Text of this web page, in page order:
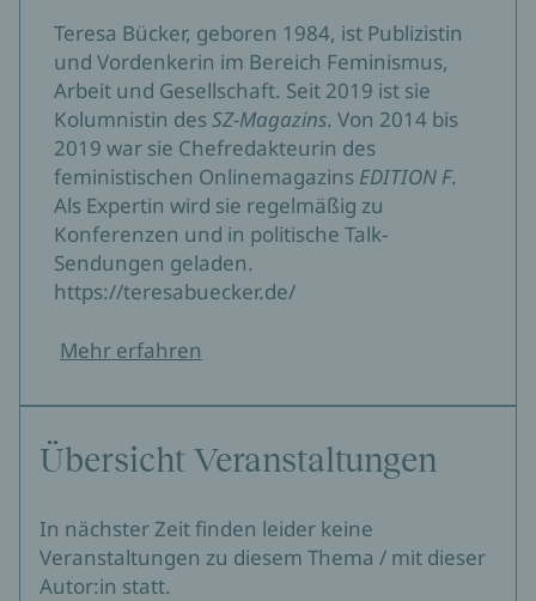
Teresa Bücker, geboren 1984, ist Publizistin
und Vordenkerin im Bereich Feminismus,
Arbeit und Gesellschaft. Seit 2019 ist sie
Kolumnistin desSZ-Magazins. Von 2014 bis
2019 war sie Chefredakteurin des
feministischen Onlinemagazins EDITION F.
Als Expertin wird sie regelmäßig zu
Konferenzen und in politische Talk-
Sendungen geladen.
https://teresabuecker.de/
Mehr erfahren
Übersicht Veranstaltungen
In nächster Zeit finden leider keine
Veranstaltungen zu diesem Thema / mit dieser
Autor:in statt.